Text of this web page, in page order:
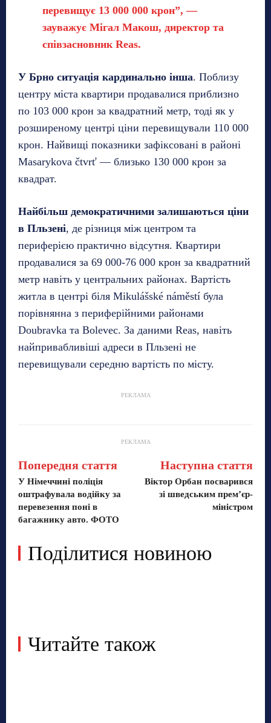
перевищує 13 000 000 крон”, —
зауважує Мігал Макош, директор та
співзасновник Reas.
У Брно ситуація кардинально інша. Поблизу
центру міста квартири продавалися приблизно
по 103 000 крон за квадратний метр, тоді як у
розширеному центрі ціни перевищували 110 000
крон. Найвищі показники зафіксовані в районі
Masarykova čtvrť — близько 130 000 крон за
квадрат.
Найбільш демократичними залишаються ціни
в Пльзені, де різниця між центром та
периферією практично відсутня. Квартири
продавалися за 69 000-76 000 крон за квадратний
метр навіть у центральних районах. Вартість
житла в центрі біля Mikulášské náměstí була
порівнянна з периферійними районами
Doubravka та Bolevec. За даними Reas, навіть
найпривабливіші адреси в Пльзені не
перевищували середню вартість по місту.
РЕКЛАМА
РЕКЛАМА
Попередня стаття
У Німеччині поліція
оштрафувала водійку за
перевезення поні в
багажнику авто. ФОТО
Наступна стаття
Віктор Орбан посварився
зі шведським прем’єр-
міністром
Поділитися новиною
Читайте також